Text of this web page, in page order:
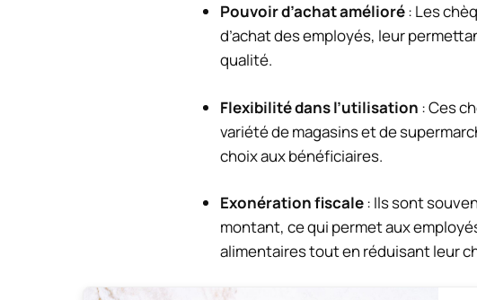
Pouvoir d’achat amélioré: Les
d’achat des employés, leur
qualité.
Flexibilité dans l’utilisation : Ces
variété de magasins et de
choix aux bénéficiaires.
Exonération fiscale: Ils sont
montant, ce qui permet aux
alimentaires tout en réduisant leur